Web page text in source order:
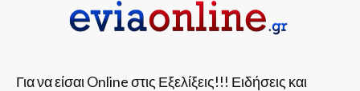
Για να είσαι Online στις Εξελίξεις!!! Ειδήσεις και